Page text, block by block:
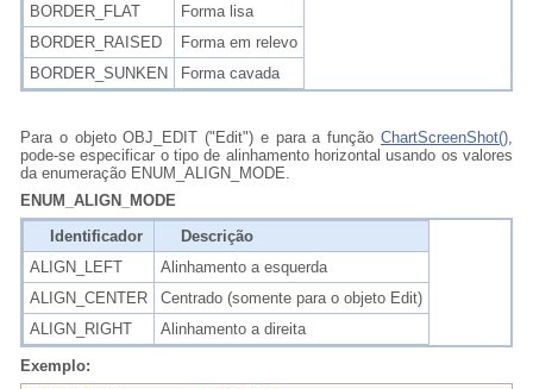
BORDER_FLAT
Forma lisa
BORDER_RAISED
Forma em relevo
BORDER_SUNKEN
Forma cavada
Para o objetoOBJ_EDIT ("Edit") e para a funçãoChartScreenShot(),
pode-se especificar o tipo de alinhamento horizontal usando os valores
da enumeração ENUM_ALIGN_MODE.
ENUM_ALIGN_MODE
Identificador
Descrição
ALIGN_LEFT
Alinhamento a esquerda
ALIGN_CENTER
Centrado (somente para o objeto Edit)
ALIGN_RIGHT
Alinhamento a direita
Exemplo: